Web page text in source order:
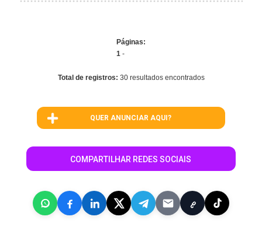
Páginas:
1 -
Total de registros: 30 resultados encontrados
QUER ANUNCIAR AQUI?
COMPARTILHAR REDES SOCIAIS